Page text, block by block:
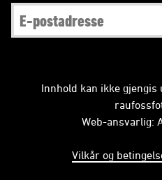
Innhold kan ikke
Web-ansvarlig:
Vilkår og